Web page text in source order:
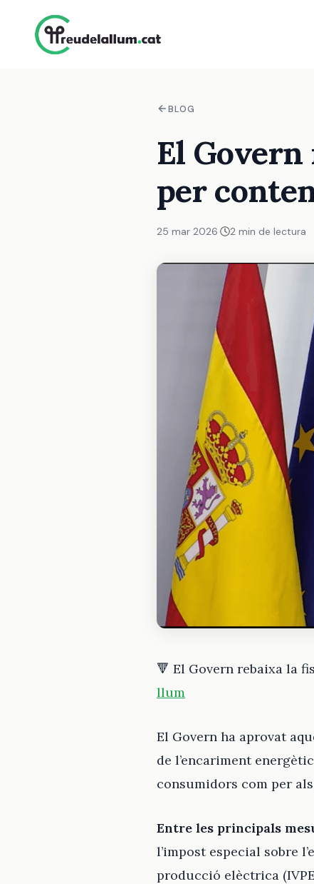
BLOG
El Govern
per
25 mar 2026 2 min de lectura
🔻 El Govern rebaixa la
llum
El Govern ha aprovat
de l’encariment
consumidors com per
Entre les principals
l’impost especial sobre
producció elèctrica